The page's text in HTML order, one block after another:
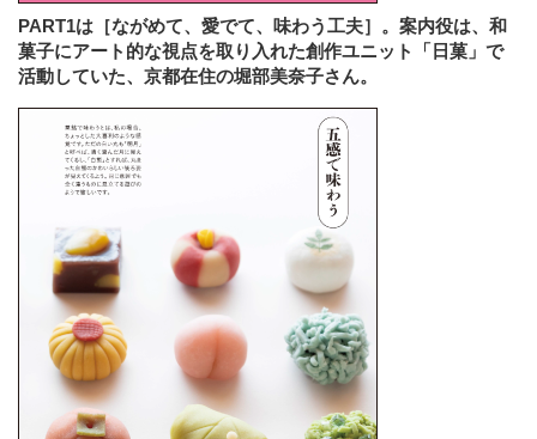
PART1は［ながめて、愛でて、味わう工夫］。案内役は、和
菓子にアート的な視点を取り入れた創作ユニット「日菓」で
活動していた、京都在住の堀部美奈子さん。